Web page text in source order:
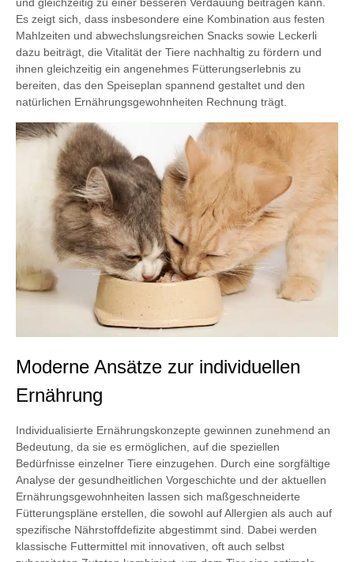
und gleichzeitig zu einer besseren Verdauung beitragen kann.
Es zeigt sich, dass insbesondere eine Kombination aus festen
Mahlzeiten und abwechslungsreichen Snacks sowie Leckerli
dazu beiträgt, die Vitalität der Tiere nachhaltig zu fördern und
ihnen gleichzeitig ein angenehmes Fütterungserlebnis zu
bereiten, das den Speiseplan spannend gestaltet und den
natürlichen Ernährungsgewohnheiten Rechnung trägt.
Moderne Ansätze zur individuellen
Ernährung
Individualisierte Ernährungskonzepte gewinnen zunehmend an
Bedeutung, da sie es ermöglichen, auf die speziellen
Bedürfnisse einzelner Tiere einzugehen. Durch eine sorgfältige
Analyse der gesundheitlichen Vorgeschichte und der aktuellen
Ernährungsgewohnheiten lassen sich maßgeschneiderte
Fütterungspläne erstellen, die sowohl auf Allergien als auch auf
spezifische Nährstoffdefizite abgestimmt sind. Dabei werden
klassische Futtermittel mit innovativen, oft auch selbst